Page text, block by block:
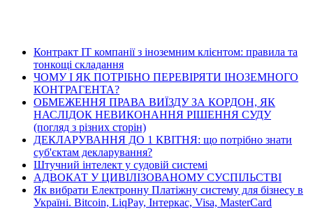
Контракт ІТ компанії з іноземним клієнтом: правила та
тонкощі складання
ЧОМУ І ЯК ПОТРІБНО ПЕРЕВІРЯТИ ІНОЗЕМНОГО
КОНТРАГЕНТА?
ОБМЕЖЕННЯ ПРАВА ВИЇЗДУ ЗА КОРДОН, ЯК
НАСЛІДОК НЕВИКОНАННЯ РІШЕННЯ СУДУ
(погляд з різних сторін)
ДЕКЛАРУВАННЯ ДО 1 КВІТНЯ: що потрібно знати
суб'єктам декларування?
Штучний інтелект у судовій системі
АДВОКАТ У ЦИВІЛІЗОВАНОМУ СУСПІЛЬСТВІ
Як вибрати Електронну Платіжну систему для бізнесу в
Україні. Bitcoin, LiqPay, Інтеркас, Visa, MasterCard